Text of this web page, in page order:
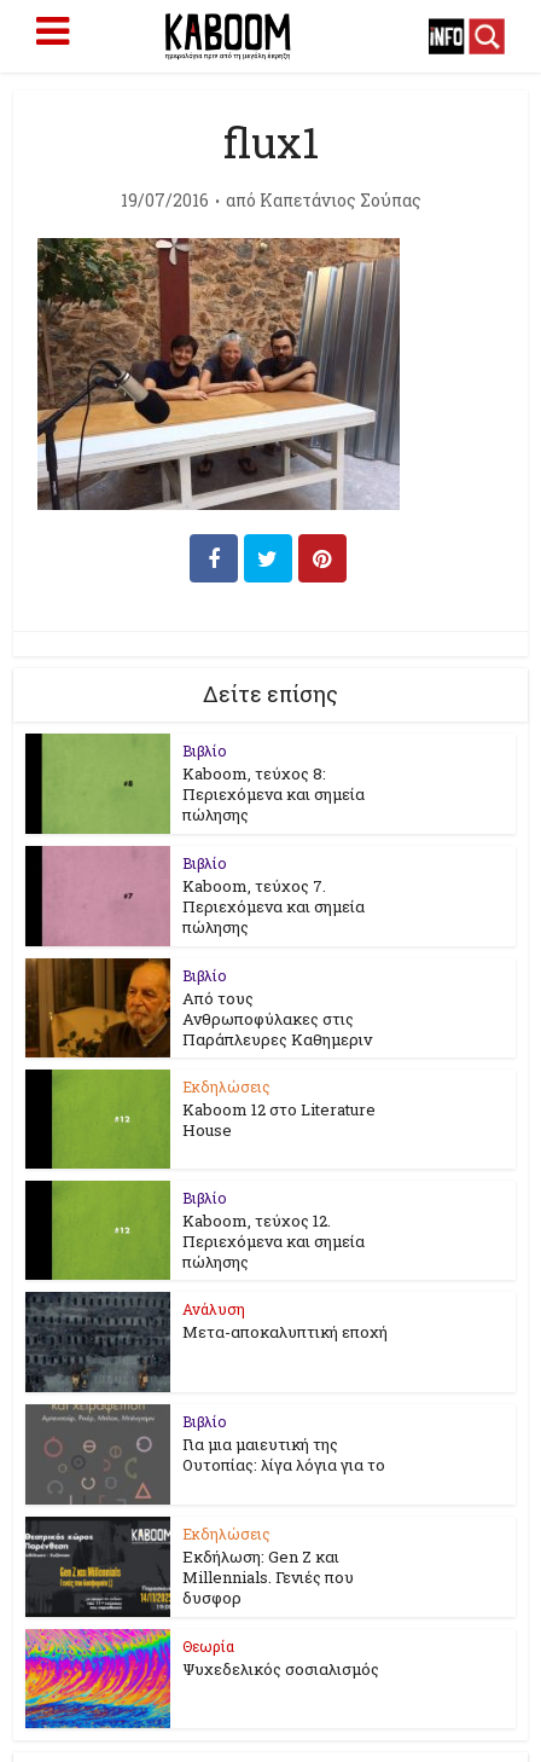
flux1
19/07/2016 από Καπετάνιος Σούπας
Δείτε επίσης
Βιβλίο
Kaboom, τεύχος 8:
Περιεχόμενα και σημεία
πώλησης
Βιβλίο
Kaboom, τεύχος 7.
Περιεχόμενα και σημεία
πώλησης
Βιβλίο
Από τους
Ανθρωποφύλακες στις
Παράπλευρες Καθημεριν
Εκδηλώσεις
Kaboom 12 στο Literature
House
Βιβλίο
Kaboom, τεύχος 12.
Περιεχόμενα και σημεία
πώλησης
Ανάλυση
Μετα-αποκαλυπτική εποχή
Βιβλίο
Για μια μαιευτική της
Ουτοπίας: λίγα λόγια για το
Εκδηλώσεις
Εκδήλωση: Gen Z και
Millennials. Γενιές που
δυσφορ
Θεωρία
Ψυχεδελικός σοσιαλισμός